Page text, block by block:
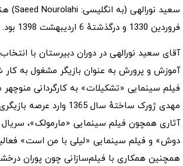
فروردین 1330 و درگذشتهٔ 6 اردیبهشت 1398 بود.
آقای سعید نورالهی در دوران دبیرستان با
آموزش و پرورش به عنوان بازیگر مشغول به کار
فیلم سینمایی «تشکیلات» به کارگردانی
مهدی ژورک ساختهٔ سال 1365
آثاری همچون فیلم سینمایی «مارمولک»، سریال
دوش» و فیلم سینمایی «لیلی با من است»
همچنین همکاری با فیلم‌سازانی چون پوران